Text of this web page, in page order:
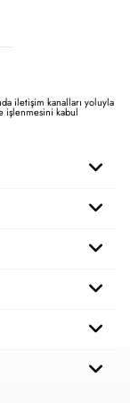
iletişim kanalları yoluyla
işlenmesini kabul